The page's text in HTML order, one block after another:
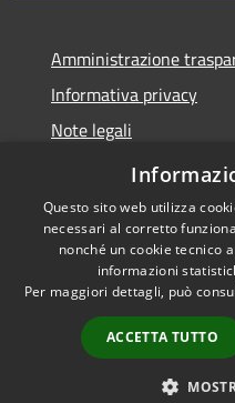
Amministrazione
Informativa privacy
Note legali
Dichiarazione di
Accessibilità
Questo sito web utilizza
necessari al corretto
nonché un cookie tecnico
informazioni
Per maggiori dettagli, può
ACCETTA TUTTO